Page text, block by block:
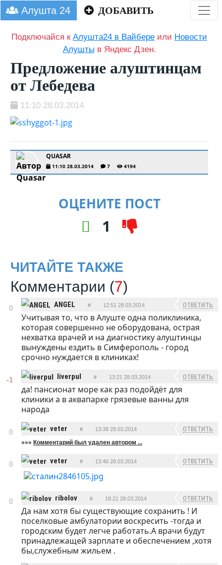
Алушта 24 ДОБАВИТЬ
Подключайся кАлушта24 в Вайбере или Новости
Алушты в Яндекс Дзен.
Предложение алуштинцам
от Лебедева
11:10 28.03.2014
QUASAR
11:10 28.03.2014 7 4194
ОЦЕНИТЕ ПОСТ
1
ЧИТАЙТЕ ТАКЖЕ
Комментарии (7)
0 ANGEL # 12:51 28.03.2014 ОТВЕТИТЬ
Учитывая то, что в Алуште одна поликлиника,
которая совершенно не оборудована, острая
нехватка врачей и на диагностику алуштинцы
вынуждены ездить в Симферополь - город
срочно нуждается в клиниках!
-1 liverpul # 13:21 28.03.2014 ОТВЕТИТЬ
да! пансионат море как раз подойдёт для
клиники а в аквапарке грязевые ванны для
народа
0 veter # 13:38 28.03.2014 ОТВЕТИТЬ
»»» Комментарий был удален автором ...
0 veter # 13:40 28.03.2014 ОТВЕТИТЬ
0 ribolov # 18:21 28.03.2014 ОТВЕТИТЬ
Да нам хотя бы существующие сохранить ! И
поселковые амбулатории воскресить -тогда и
городским будет легче работать.А врачи будут
принадлежащей зарплате и обеспечением ,хотя
бы,служебным жильем .